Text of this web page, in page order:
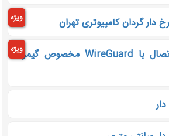
دار گردان کامپیوتری تهران ویژه
تجربه نسل جدید اتصال با WireGuard مخصوص گیمرها
ویژه